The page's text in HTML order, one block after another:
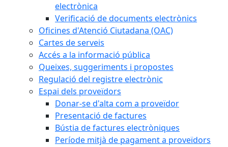
electrònica
Verificació de documents electrònics
Oficines d'Atenció Ciutadana (OAC)
Cartes de serveis
Accés a la informació pública
Queixes, suggeriments i propostes
Regulació del registre electrònic
Espai dels proveïdors
Donar-se d'alta com a proveïdor
Presentació de factures
Bústia de factures electròniques
Període mitjà de pagament a proveïdors